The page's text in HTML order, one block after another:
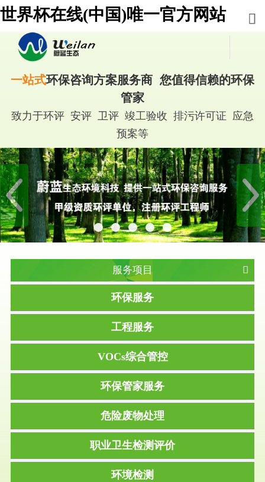
世界杯在线(中国)唯一官方网站
一站式环保咨询方案服务商 您值得信赖的环保
管家
致力于环评 安评 卫评 竣工验收 排污许可证 应急
预案等
服务项目
环保服务
工程服务
VOCs综合管控
环保管家服务
危险废物处理
职业卫生检测评价
环境检测